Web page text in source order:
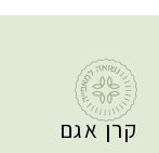
קרן אגם